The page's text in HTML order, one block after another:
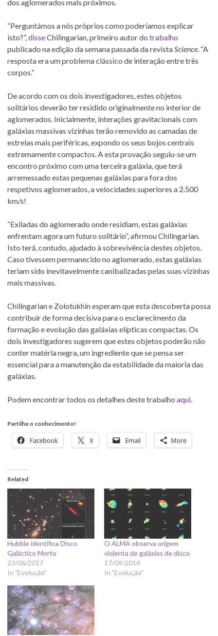
dos aglomerados mais próximos.
“Perguntámos a nós próprios como poderíamos explicar
isto?”,disseChilingarian, primeiro autor do trabalho
publicado na edição da semana passada da revistaScience. “A
resposta era um problema clássico de interação entre três
corpos.”
De acordo com os dois investigadores, estes objetos
solitários deverão ter residido originalmente no interior de
aglomerados. Inicialmente, interações gravitacionais com
galáxias massivas vizinhas terão removido as camadas de
estrelas mais periféricas, expondo os seus bojos centrais
extremamente compactos. A esta provação seguiu-se um
encontro próximo com uma terceira galáxia, que terá
arremessado estas pequenas galáxias para fora dos
respetivos aglomerados, a velocidades superiores a 2.500
km/s!
“Exiladas do aglomerado onde residiam, estas galáxias
enfrentam agora um futuro solitário”, afirmou Chilingarian.
Isto terá, contudo, ajudado à sobrevivência destes objetos.
Caso tivessem permanecido no aglomerado, estas galáxias
teriam sido inevitavelmente canibalizadas pelas suas vizinhas
mais massivas.
Chilingarian e Zolotukhin esperam que esta descoberta possa
contribuir de forma decisiva para o esclarecimento da
formação e evolução das galáxias elípticas compactas. Os
dois investigadores sugerem que estes objetos poderão não
conter matéria negra, um ingrediente que se pensa ser
essencial para a manutenção da estabilidade da maioria das
galáxias.
Podem encontrar todos os detalhes deste trabalho aqui.
Partilhe o conhecimento!
Facebook X Email More
Related
Hubble identifica Disco
Galáctico Morto
23/06/2017
In "Evolução"
O ALMA observa origem
violenta de galáxias de disco
17/09/2014
In "Evolução"